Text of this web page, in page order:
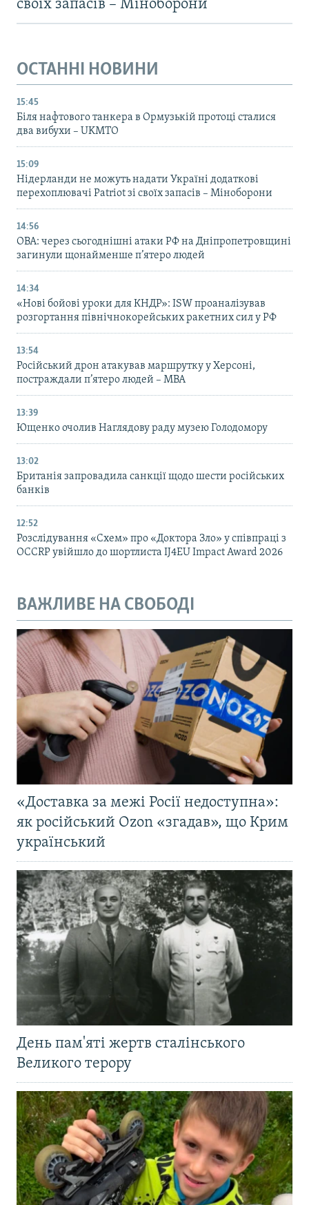
своїх запасів – Міноборони
ОСТАННІ НОВИНИ
15:45
Біля нафтового танкера в Ормузькій протоці сталися
два вибухи – UKMTO
15:09
Нідерланди не можуть надати Україні додаткові
перехоплювачі Patriot зі своїх запасів – Міноборони
14:56
ОВА: через сьогоднішні атаки РФ на Дніпропетровщині
загинули щонайменше п’ятеро людей
14:34
«Нові бойові уроки для КНДР»: ISW проаналізував
розгортання північнокорейських ракетних сил у РФ
13:54
Російський дрон атакував маршрутку у Херсоні,
постраждали п’ятеро людей – МВА
13:39
Ющенко очолив Наглядову раду музею Голодомору
13:02
Британія запровадила санкції щодо шести російських
банків
12:52
Розслідування «Схем» про «Доктора Зло» у співпраці з
OCCRP увійшло до шортлиста IJ4EU Impact Award 2026
ВАЖЛИВЕ НА СВОБОДІ
«Доставка за межі Росії недоступна»:
як російський Ozon «згадав», що Крим
український
День пам'яті жертв сталінського
Великого терору